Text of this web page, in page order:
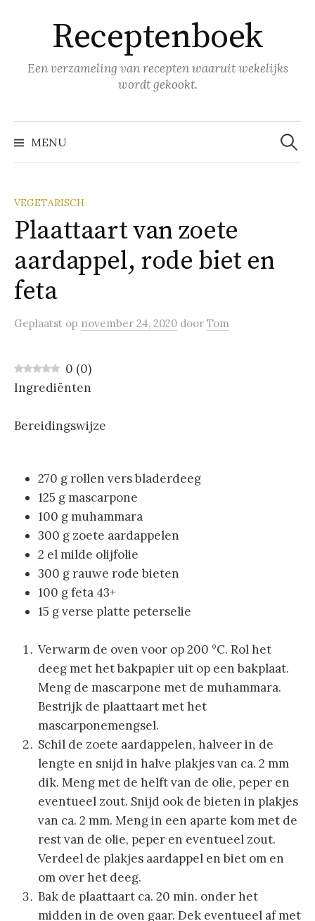
inhoud
springenReceptenboek
Een verzameling van recepten waaruit wekelijks
wordt gekookt.
MENU
Zoeken
naar:
VEGETARISCH
Plaat­taart van zoe­te
aard­ap­pel, ro­de biet en
fe­ta
Geplaatst op november 24, 2020 door Tom
0 (0)
Ingrediënten
Bereidingswijze
270 g rollen vers bladerdeeg
125 g mascarpone
100 g muhammara
300 g zoete aardappelen
2 el milde olijfolie
300 g rauwe rode bieten
100 g feta 43+
15 g verse platte peterselie
Verwarm de oven voor op 200 °C. Rol het
deeg met het bakpapier uit op een bakplaat.
Meng de mascarpone met de muhammara.
Bestrijk de plaattaart met het
mascarponemengsel.
Schil de zoete aardappelen, halveer in de
lengte en snijd in halve plakjes van ca. 2 mm
dik. Meng met de helft van de olie, peper en
eventueel zout. Snijd ook de bieten in plakjes
van ca. 2 mm. Meng in een aparte kom met de
rest van de olie, peper en eventueel zout.
Verdeel de plakjes aardappel en biet om en
om over het deeg.
Bak de plaattaart ca. 20 min. onder het
midden in de oven gaar. Dek eventueel af met